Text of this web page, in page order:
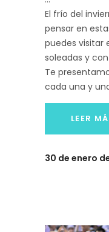
El frío del
pensar en
puedes visitar
soleadas y
Te
cada una y
LEER
30 de enero